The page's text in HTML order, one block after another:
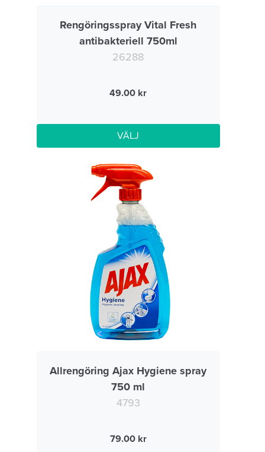
Rengöringsspray Vital Fresh
antibakteriell 750ml
26288
49.00
VÄLJ
Allrengöring Ajax Hygiene spray
750 ml
4793
79.00